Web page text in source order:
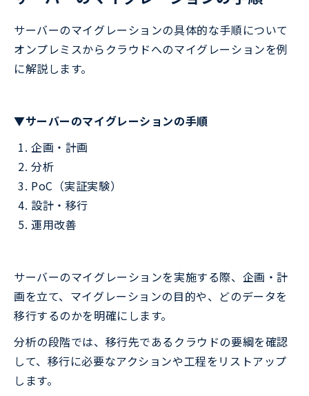
サーバーのマイグレーションの具体的な手順について
オンプレミスからクラウドへのマイグレーションを例
に解説します。
▼サーバーのマイグレーションの手順
企画・計画
分析
PoC（実証実験）
設計・移行
運用改善
サーバーのマイグレーションを実施する際、企画・計
画を立て、マイグレーションの目的や、どのデータを
移行するのかを明確にします。
分析の段階では、移行先であるクラウドの要綱を確認
して、移行に必要なアクションや工程をリストアップ
します。